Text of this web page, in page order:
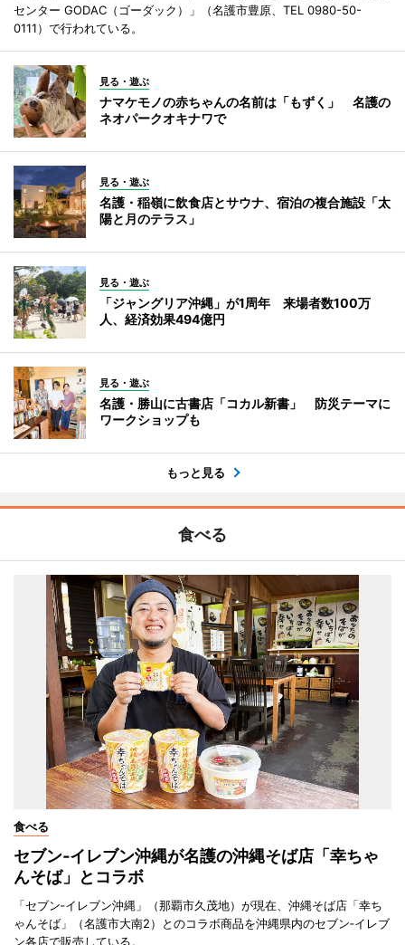
センター GODAC（ゴーダック）」（名護市豊原、TEL 0980-50-
0111）で行われている。
見る・遊ぶ
ナマケモノの赤ちゃんの名前は「もずく」 名護の
ネオパークオキナワで
見る・遊ぶ
名護・稲嶺に飲食店とサウナ、宿泊の複合施設「太
陽と月のテラス」
見る・遊ぶ
「ジャングリア沖縄」が1周年 来場者数100万
人、経済効果494億円
見る・遊ぶ
名護・勝山に古書店「コカル新書」 防災テーマに
ワークショップも
もっと見る
食べる
食べる
セブン‐イレブン沖縄が名護の沖縄そば店「幸ちゃ
んそば」とコラボ
「セブン‐イレブン沖縄」（那覇市久茂地）が現在、沖縄そば店「幸ち
ゃんそば」（名護市大南2）とのコラボ商品を沖縄県内のセブン‐イレブ
ン各店で販売している。